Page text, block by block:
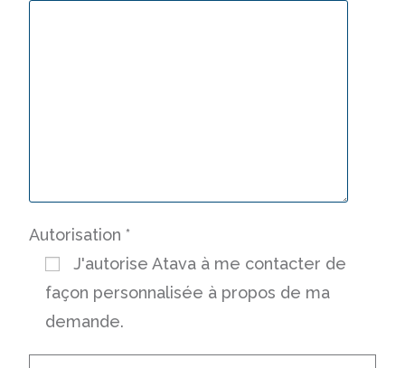
Autorisation*
J'autorise Atava à me contacter de
façon personnalisée à propos de ma
demande.